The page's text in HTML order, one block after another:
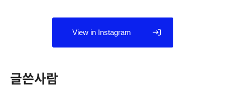
View in Instagram
글쓴사람